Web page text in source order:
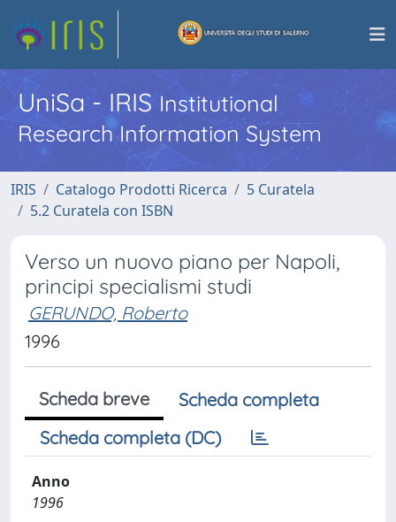
UniSa - IRISInstitutional
Research Information System
IRIS Catalogo Prodotti Ricerca
5 Curatela
5.2 Curatela con ISBN
Verso un nuovo piano per Napoli,
principi specialismi studi
GERUNDO, Roberto
1996
Scheda breve
Scheda completa
Scheda completa (DC)
Anno
1996